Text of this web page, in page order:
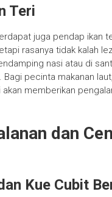
Teri
juga pendap ikan
rasanya tidak kalah
nasi atau di
Bagi pecinta makanan
memberikan
dan
Kue Cubit